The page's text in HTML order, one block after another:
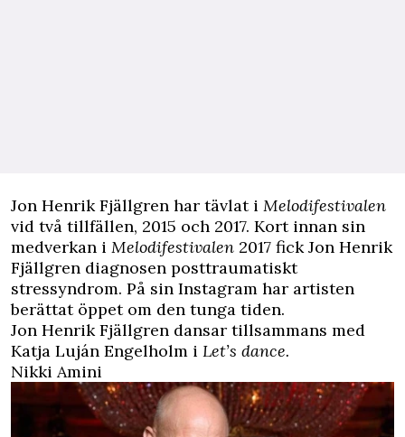
Jon Henrik Fjällgren har tävlat i Melodifestivalen
vid två tillfällen, 2015 och 2017. Kort innan sin
medverkan i Melodifestivalen 2017 fick Jon Henrik
Fjällgren diagnosen posttraumatiskt
stressyndrom. På sin Instagram har artisten
berättat öppet om den tunga tiden.
Jon Henrik Fjällgren dansar tillsammans med
Katja Luján Engelholm i Let’s dance.
Nikki Amini